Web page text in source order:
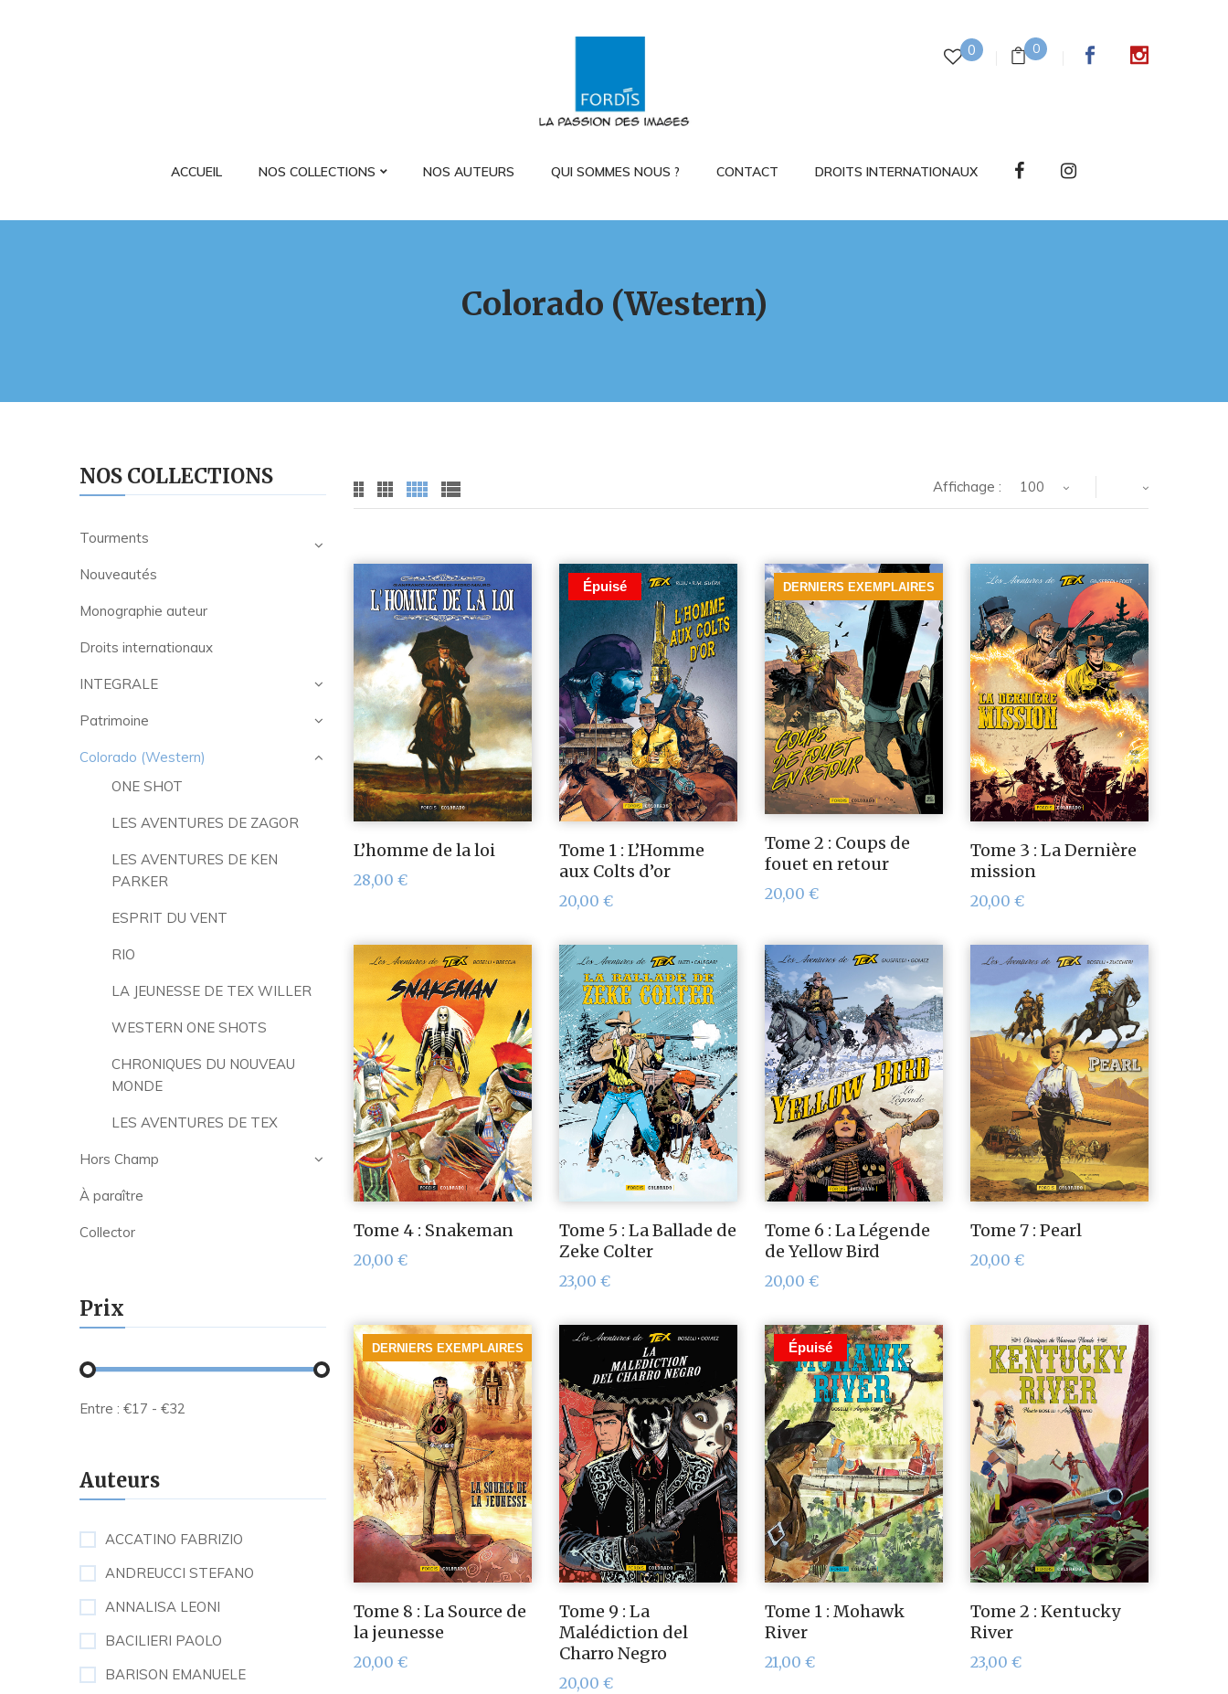
0 0
ACCUEIL NOS COLLECTIONS NOS AUTEURS QUI SOMMES NOUS ? CONTACT DROITS INTERNATIONAUX
Colorado (Western)
NOS COLLECTIONS
Tourments
Nouveautés
Monographie auteur
Droits internationaux
INTEGRALE
Patrimoine
Colorado (Western)
ONE SHOT
LES AVENTURES DE ZAGOR
LES AVENTURES DE KEN
PARKER
ESPRIT DU VENT
RIO
LA JEUNESSE DE TEX WILLER
WESTERN ONE SHOTS
CHRONIQUES DU NOUVEAU
MONDE
LES AVENTURES DE TEX
Hors Champ
À paraître
Collector
Prix
Entre : €17 - €32
Auteurs
ACCATINO FABRIZIO
ANDREUCCI STEFANO
ANNALISA LEONI
BACILIERI PAOLO
BARISON EMANUELE
Affichage : 100
L’homme de la loi
28,00 €
Épuisé
Tome 1 : L’Homme
aux Colts d’or
20,00 €
DERNIERS EXEMPLAIRES
Tome 2 : Coups de
fouet en retour
20,00 €
Tome 3 : La Dernière
mission
20,00 €
Tome 4 : Snakeman
20,00 €
Tome 5 : La Ballade de
Zeke Colter
23,00 €
Tome 6 : La Légende
de Yellow Bird
20,00 €
Tome 7 : Pearl
20,00 €
DERNIERS EXEMPLAIRES
Tome 8 : La Source de
la jeunesse
20,00 €
Tome 9 : La
Malédiction del
Charro Negro
20,00 €
Épuisé
Tome 1 : Mohawk
River
21,00 €
Tome 2 : Kentucky
River
23,00 €